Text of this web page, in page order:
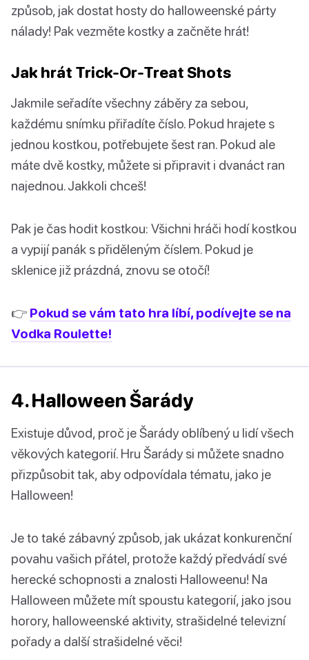
způsob, jak dostat hosty do halloweenské párty
nálady! Pak vezměte kostky a začněte hrát!
Jak hrát Trick-Or-Treat Shots
Jakmile seřadíte všechny záběry za sebou,
každému snímku přiřadíte číslo. Pokud hrajete s
jednou kostkou, potřebujete šest ran. Pokud ale
máte dvě kostky, můžete si připravit i dvanáct ran
najednou. Jakkoli chceš!
Pak je čas hodit kostkou: Všichni hráči hodí kostkou
a vypijí panák s přiděleným číslem. Pokud je
sklenice již prázdná, znovu se otočí!
👉 Pokud se vám tato hra líbí, podívejte se na
Vodka Roulette!
4. Halloween Šarády
Existuje důvod, proč je Šarády oblíbený u lidí všech
věkových kategorií. Hru Šarády si můžete snadno
přizpůsobit tak, aby odpovídala tématu, jako je
Halloween!
Je to také zábavný způsob, jak ukázat konkurenční
povahu vašich přátel, protože každý předvádí své
herecké schopnosti a znalosti Halloweenu! Na
Halloween můžete mít spoustu kategorií, jako jsou
horory, halloweenské aktivity, strašidelné televizní
pořady a další strašidelné věci!